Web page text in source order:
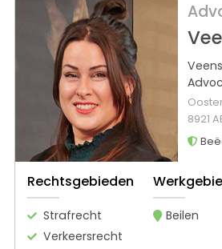
8921
Rechtsgebieden
Strafrecht
Verkeersrecht
Beilen